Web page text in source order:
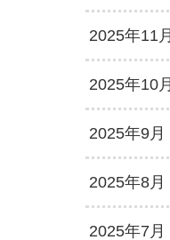
2025年11月
2025年10月
2025年9月
2025年8月
2025年7月